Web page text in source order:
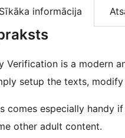
Sīkāka informācija
Verification is a modern
setup the texts,
comes especially handy
other adult content.